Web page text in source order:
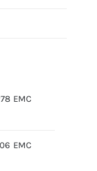
EMC
EMC